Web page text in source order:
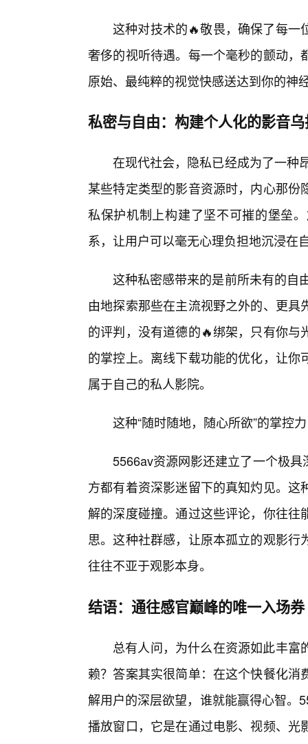
这种对技术的🔥敬畏，确保了每一
奢侈的视听待遇。每一个毫秒的颤动
原始、最纯粹的视觉快感送达到你的神
私密与自由：构建个人化的影音
在现代社会，隐私已经成为了一种
某些特定类型的影音资源时，内心那
私保护机制上构建了坚不可摧的堡垒
系，让用户可以毫无心理负担地沉浸在
这种私密感带来的是前所未有的自
由地探索那些在主流视野之外的、更
的评判，没有道德的🔥绑架，只有你
的掌控上。离线下载功能的优化，让
属于自己的私人影院。
这种“随时随地，随心所欲”的掌控
5566av资源网影还建立了一个极
方都有着资深影迷留下的真知灼见。
解的深度碰撞。通过这些评论，你往
思。这种社群感，让原本孤立的观影
往往不亚于观影本身。
结语：通往感官巅峰的唯一入场券
总有人问，为什么在资源如此丰
赖？答案其实很简单：在这个快餐化
解用户的深层欲望，谁就能赢得心智。
播放窗口，它是在通过电影、视频、